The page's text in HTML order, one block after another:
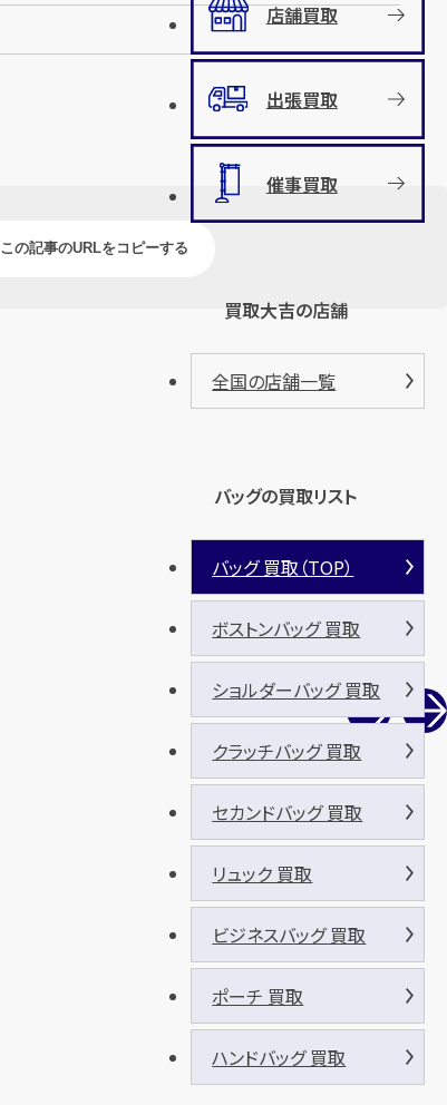
この記事のURLをコピーする
店舗買取
出張買取
催事買取
買取大吉の店舗
全国の店舗一覧
バッグの買取リスト
バッグ 買取（TOP）
ボストンバッグ 買取
ショルダーバッグ 買取
クラッチバッグ 買取
セカンドバッグ 買取
リュック 買取
ビジネスバッグ 買取
ポーチ 買取
ハンドバッグ 買取